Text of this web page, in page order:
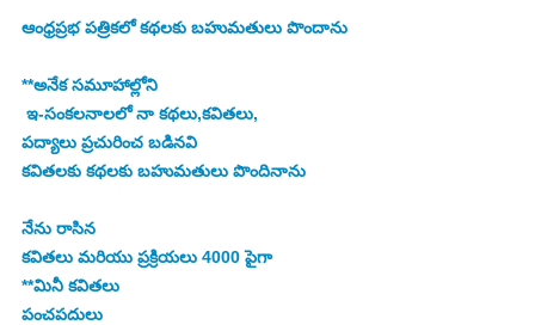
ఆంధ్రప్రభ పత్రికలో కథలకు బహుమతులు పొందాను
**అనేక సమూహాల్లోని
ఇ-సంకలనాలలో నా కథలు,కవితలు,
పద్యాలు ప్రచురించ బడినవి
కవితలకు కథలకు బహుమతులు పొందినాను
నేను రాసిన
కవితలు మరియు ప్రక్రియలు 4000 పైగా
**మినీ కవితలు
పంచపదులు